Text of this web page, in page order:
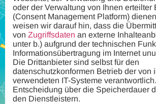
oder der Verwaltung von Ihnen erteilter
(Consent Management Platform)
weisen wir darauf hin, dass die
von Zugriffsdaten an externe
unter b.) aufgrund der technischen
Informationsübertragung im Internet
Die Drittanbieter sind selbst für den
datenschutzkonformen Betrieb der von
verwendeten IT-Systeme
Entscheidung über die Speicherdauer
den Dienstleistern.